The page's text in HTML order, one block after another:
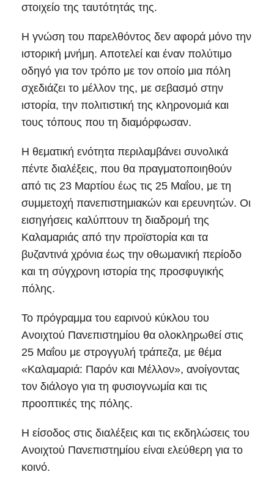
στοιχείο της ταυτότητάς της.
Η γνώση του παρελθόντος δεν αφορά μόνο την
ιστορική μνήμη. Αποτελεί και έναν πολύτιμο
οδηγό για τον τρόπο με τον οποίο μια πόλη
σχεδιάζει το μέλλον της, με σεβασμό στην
ιστορία, την πολιτιστική της κληρονομιά και
τους τόπους που τη διαμόρφωσαν.
Η θεματική ενότητα περιλαμβάνει συνολικά
πέντε διαλέξεις, που θα πραγματοποιηθούν
από τις 23 Μαρτίου έως τις 25 Μαΐου, με τη
συμμετοχή πανεπιστημιακών και ερευνητών. Οι
εισηγήσεις καλύπτουν τη διαδρομή της
Καλαμαριάς από την προϊστορία και τα
βυζαντινά χρόνια έως την οθωμανική περίοδο
και τη σύγχρονη ιστορία της προσφυγικής
πόλης.
Το πρόγραμμα του εαρινού κύκλου του
Ανοιχτού Πανεπιστημίου θα ολοκληρωθεί στις
25 Μαΐου με στρογγυλή τράπεζα, με θέμα
«Καλαμαριά: Παρόν και Μέλλον», ανοίγοντας
τον διάλογο για τη φυσιογνωμία και τις
προοπτικές της πόλης.
Η είσοδος στις διαλέξεις και τις εκδηλώσεις του
Ανοιχτού Πανεπιστημίου είναι ελεύθερη για το
κοινό.